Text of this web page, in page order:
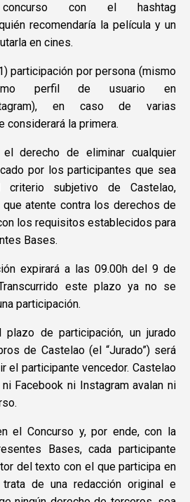
con el hashtag
recomendaría la película y un
en cines.
participación por persona (mismo
perfil de usuario en
en caso de varias
la primera.
derecho de eliminar cualquier
por los participantes que sea
criterio subjetivo de Castelao,
atente contra los derechos de
los requisitos establecidos para
Bases.
expirará a las 09.00h del 9 de
este plazo ya no se
participación.
de participación, un jurado
de Castelao (el “Jurado”) será
el participante vencedor. Castelao
Facebook ni Instagram avalan ni
el Concurso y, por ende, con la
Bases, cada participante
del texto con el que participa en
de una redacción original e